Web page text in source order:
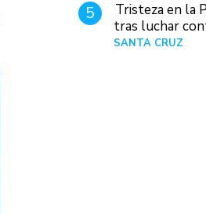
5
Tristeza en la
tras luchar
SANTA CRUZ